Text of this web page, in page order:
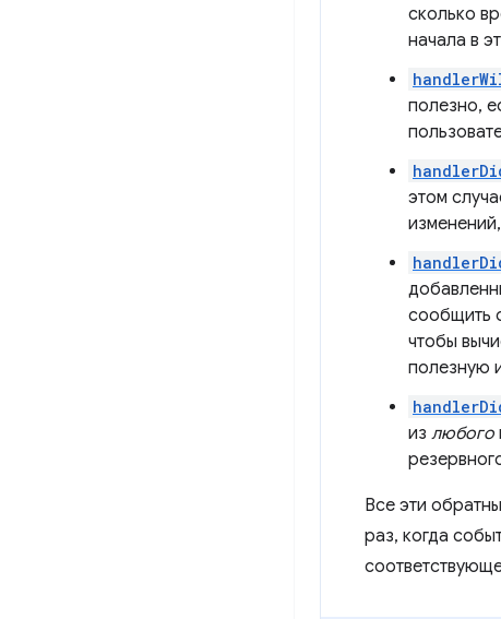
сколько
начала в
полезно,
этом
сообщить
чтобы
полезную
из любого
Все эти
раз, когда